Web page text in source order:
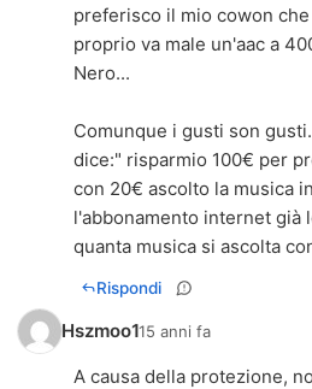
preferisco il mio cowon
proprio va male un'aac a
Nero...
Comunque i gusti son
dice:" risparmio 100€ per
con 20€ ascolto la musica
l'abbonamento internet già
quanta musica si ascolta
Rispondi
Hszmoo115 anni fa
A causa della protezione,